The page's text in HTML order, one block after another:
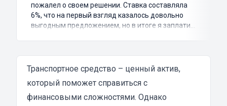
пожалел о своем решении. Ставка составляла
6%, что на первый взгляд казалось довольно
выгодным предложением, но в итоге я заплатил
затянутым и занял много времени и усилий.
Никакого профессионализма и
Разочарование и раздражение - это все, что я
испытал в результате этого кредита...
Транспортное средство – ценный актив,
который поможет справиться с
финансовыми сложностями. Однако